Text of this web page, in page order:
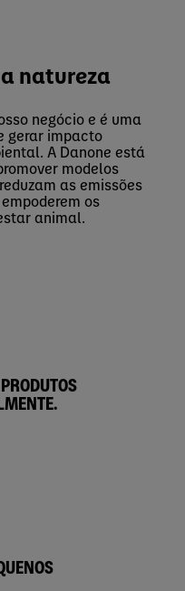
natureza
negócio e é uma
gerar impacto
A Danone está
modelos
as emissões
os
animal.